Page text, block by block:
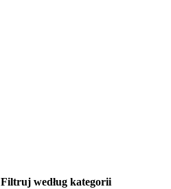
Filtruj według kategorii